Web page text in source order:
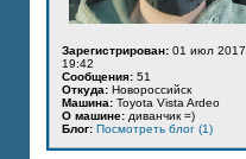
Зарегистрирован: 01 июл 2017,
19:42
Сообщения: 51
Откуда: Новороссийск
Машина: Toyota Vista Ardeo
О машине: диванчик =)
Блог: Посмотреть блог (1)